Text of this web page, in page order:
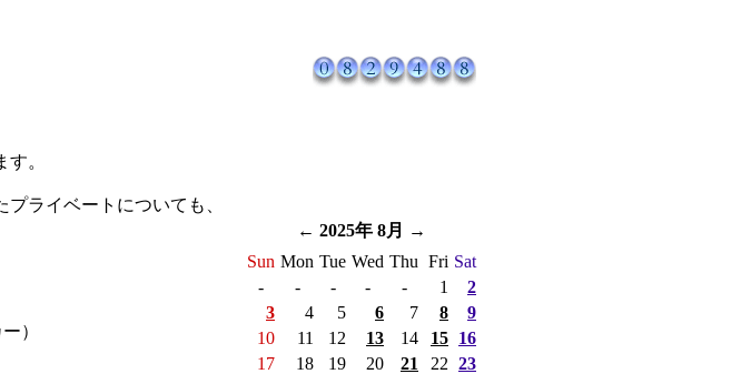
。
ライベートについても、
）
← 2025年 8月
→
Sun Mon Tue Wed Thu Fri Sat
-
- - - - 1
2
3
4 5 6 7 8
9
10
11 12 13 14 15 16
17
18 19 20 21 22 23